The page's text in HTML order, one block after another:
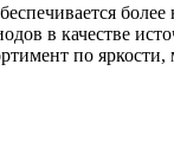
в качестве
по яркости,